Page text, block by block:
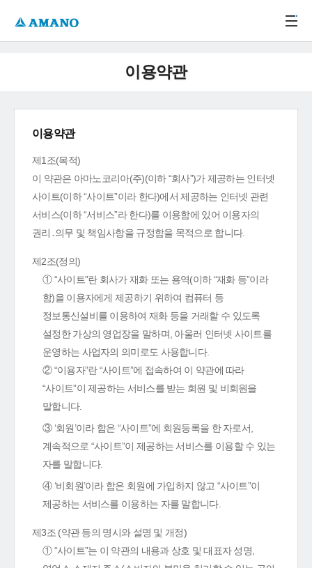
이용약관
이용약관
제1조(목적)
이 약관은 아마노코리아(주)(이하 “회사”)가 제공하는 인터넷
사이트(이하 “사이트”이라 한다)에서 제공하는 인터넷 관련
서비스(이하 “서비스”라 한다)를 이용함에 있어 이용자의
권리․의무 및 책임사항을 규정함을 목적으로 합니다.
제2조(정의)
① “사이트”란 회사가 재화 또는 용역(이하 “재화 등”이라
함)을 이용자에게 제공하기 위하여 컴퓨터 등
정보통신설비를 이용하여 재화 등을 거래할 수 있도록
설정한 가상의 영업장을 말하며, 아울러 인터넷 사이트를
운영하는 사업자의 의미로도 사용합니다.
② “이용자”란 “사이트”에 접속하여 이 약관에 따라
“사이트”이 제공하는 서비스를 받는 회원 및 비회원을
말합니다.
③ ‘회원’이라 함은 “사이트”에 회원등록을 한 자로서,
계속적으로 “사이트”이 제공하는 서비스를 이용할 수 있는
자를 말합니다.
④ ‘비회원’이라 함은 회원에 가입하지 않고 “사이트”이
제공하는 서비스를 이용하는 자를 말합니다.
제3조 (약관 등의 명시와 설명 및 개정)
① “사이트”는 이 약관의 내용과 상호 및 대표자 성명,